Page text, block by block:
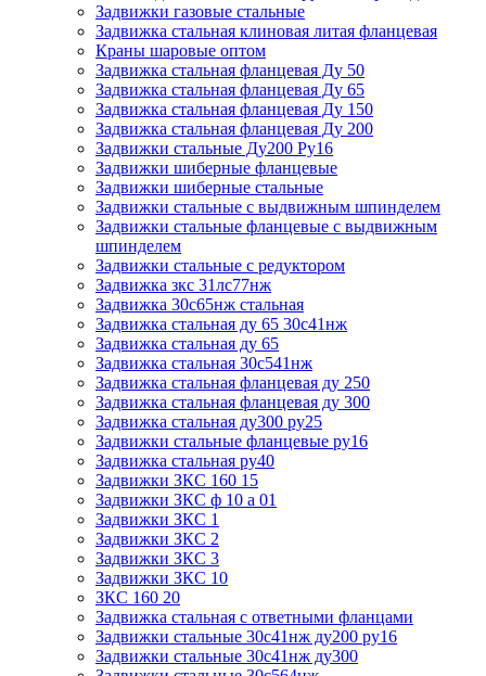
Задвижки газовые стальные
Задвижка стальная клиновая литая фланцевая
Краны шаровые оптом
Задвижка стальная фланцевая Ду 50
Задвижка стальная фланцевая Ду 65
Задвижка стальная фланцевая Ду 150
Задвижка стальная фланцевая Ду 200
Задвижки стальные Ду200 Ру16
Задвижки шиберные фланцевые
Задвижки шиберные стальные
Задвижки стальные с выдвижным шпинделем
Задвижки стальные фланцевые с выдвижным
шпинделем
Задвижки стальные с редуктором
Задвижка зкс 31лс77нж
Задвижка 30с65нж стальная
Задвижка стальная ду 65 30с41нж
Задвижка стальная ду 65
Задвижка стальная 30с541нж
Задвижка стальная фланцевая ду 250
Задвижка стальная фланцевая ду 300
Задвижка стальная ду300 ру25
Задвижки стальные фланцевые ру16
Задвижка стальная ру40
Задвижки ЗКС 160 15
Задвижки ЗКС ф 10 а 01
Задвижки ЗКС 1
Задвижки ЗКС 2
Задвижки ЗКС 3
Задвижки ЗКС 10
ЗКС 160 20
Задвижка стальная с ответными фланцами
Задвижки стальные 30с41нж ду200 ру16
Задвижки стальные 30с41нж ду300